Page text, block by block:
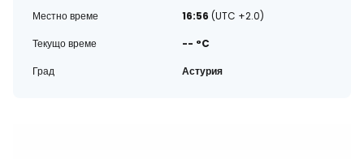
Местно време
16:56 (UTC +2.0)
Текущо време
-- °C
Град
Астурия